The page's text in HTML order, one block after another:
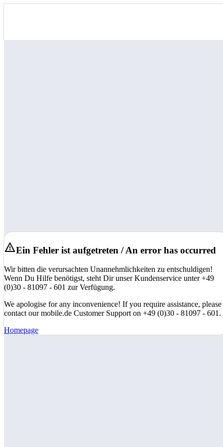
Ein Fehler ist aufgetreten / An error has occurred
Wir bitten die verursachten Unannehmlichkeiten zu entschuldigen!
Wenn Du Hilfe benötigst, steht Dir unser Kundenservice unter +49
(0)30 - 81097 - 601 zur Verfügung.
We apologise for any inconvenience! If you require assistance, please
contact our mobile.de Customer Support on +49 (0)30 - 81097 - 601.
Homepage